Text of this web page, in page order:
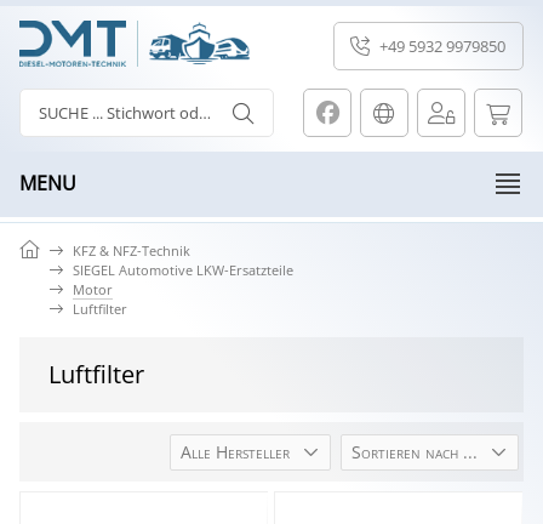
+49 5932 9979850
MENU
KFZ & NFZ-Technik
SIEGEL Automotive LKW-Ersatzteile
Motor
Luftfilter
Luftfilter
Alle Hersteller Sortieren nach ...